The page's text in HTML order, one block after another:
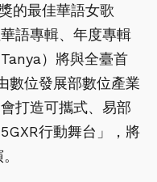
的最佳華語女歌
語專輯、年度專輯
）將與全臺首
數位發展部數位產業
打造可攜式、易部
行動舞台」，將